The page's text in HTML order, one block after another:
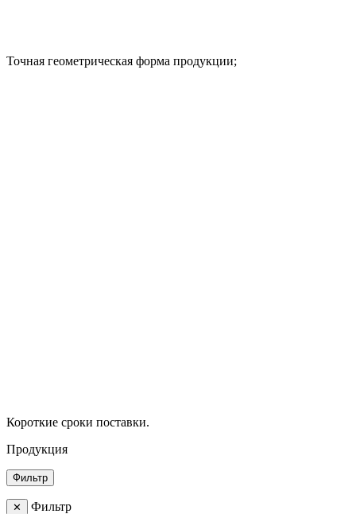
Точная геометрическая форма продукции;
Короткие сроки поставки.
Продукция
Фильтр
✕ Фильтр